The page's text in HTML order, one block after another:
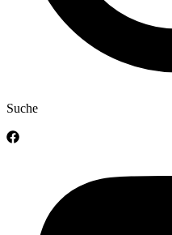
Suche